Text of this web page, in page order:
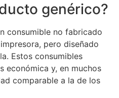
genérico?
consumible no fabricado
pero diseñado
Estos consumibles
económica y, en muchos
comparable a la de los